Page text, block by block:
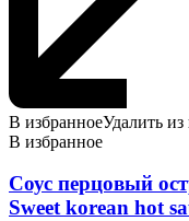
В избранноеУдалить из
В избранное
Соус перцовый
Sweet korean hot